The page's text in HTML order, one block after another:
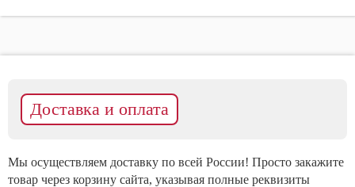
Доставка и оплата
Мы осуществляем доставку по всей России! Просто закажите
товар через корзину сайта, указывая полные реквизиты